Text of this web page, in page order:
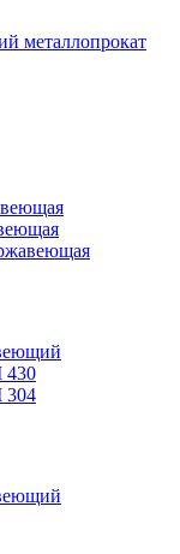
металлопрокат
430
304